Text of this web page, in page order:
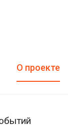
О проекте